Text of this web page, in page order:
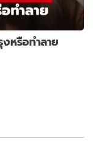
หรือทำลาย